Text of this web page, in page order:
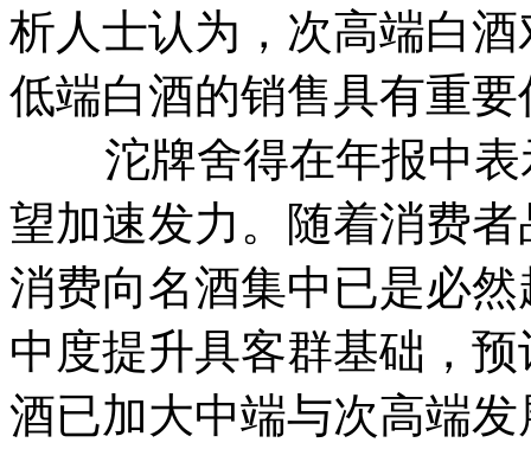
析人士认为，次高端白
低端白酒的销售具有重要
沱牌舍得在年报中表
望加速发力。随着消费
消费向名酒集中已是必
中度提升具客群基础，
酒已加大中端与次高端